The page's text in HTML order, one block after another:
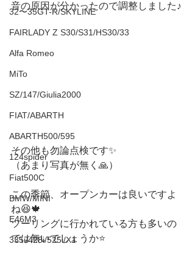
32〜35GT-R/SKYLINE
FAIRLADY Z S30/S31/HS30/33
Alfa Romeo
MiTo
SZ/147/Giulia2000
FIAT/ABARTH
ABARTH500/595
124spider
Fiat500C
BMW/MINI
E46M3
335i/428i/525i/X1
音の原因が分かったので調整しました♪
その他も勿論点検です✨
（あまり写真が無く🙏）
この季節、オープンカーは良いですよ
ね😆🍁
ツーリングに行かれている方も多いの
では無いでしょうか⭐️